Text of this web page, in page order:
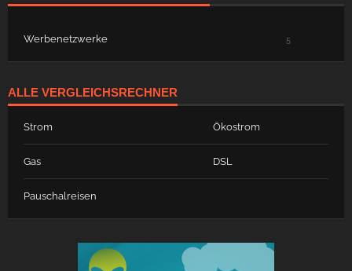
Werbenetzwerke 5
ALLE VERGLEICHSRECHNER
Strom Ökostrom
Gas DSL
Pauschalreisen